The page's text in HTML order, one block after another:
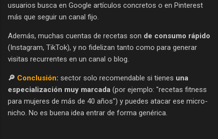
usuarios busca en Google artículos concretos o en Pinterest
más que seguir un canal fijo.
Además, muchas cuentas de recetas son de consumo rápido
(Instagram, TikTok), y no fidelizan tanto como para generar
visitas recurrentes en un canal o blog.
🔎 Conclusión: sector solo recomendable si tienes una
especialización muy marcada (por ejemplo: "recetas fitness
para mujeres de más de 40 años") y puedes atacar ese micro-
nicho. No es buena idea entrar de forma genérica.